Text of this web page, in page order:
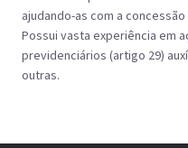
ajudando-as com a
Possui vasta experiência em
previdenciários (artigo 29)
outras.